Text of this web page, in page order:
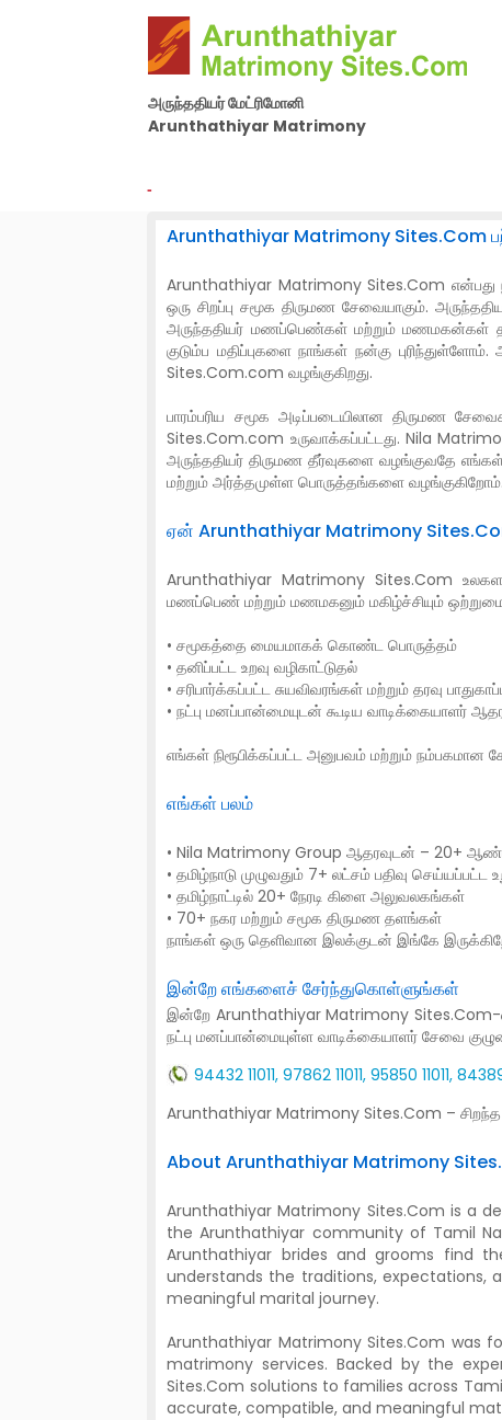
அருந்ததியர் மேட்ரிமோனி
Arunthathiyar Matrimony
-
Arunthathiyar Matrimony Sites.Com
Arunthathiyar Matrimony Sites.Com என்பது
ஒரு சிறப்பு சமூக திருமண சேவையாகும்.
அருந்ததியர் மணப்பெண்கள் மற்றும் மணமகன்கள்
குடும்ப மதிப்புகளை நாங்கள் நன்கு
Sites.Com.com வழங்குகிறது.
பாரம்பரிய சமூக அடிப்படையிலான திருமண
Sites.Com.com உருவாக்கப்பட்டது. Nila
அருந்ததியர் திருமண தீர்வுகளை வழங்குவதே
மற்றும் அர்த்தமுள்ள பொருத்தங்களை வழங்குகிறோம்.
ஏன் Arunthathiyar Matrimony
Arunthathiyar Matrimony Sites.Com
மணப்பெண் மற்றும் மணமகனும் மகிழ்ச்சியும்
• சமூகத்தை மையமாகக் கொண்ட பொருத்தம்
• தனிப்பட்ட உறவு வழிகாட்டுதல்
• சரிபார்க்கப்பட்ட சுயவிவரங்கள் மற்றும் தரவு
• நட்பு மனப்பான்மையுடன் கூடிய வாடிக்கையாளர்
எங்கள் நிரூபிக்கப்பட்ட அனுபவம் மற்றும் நம்பகமான
எங்கள் பலம்
• Nila Matrimony Group ஆதரவுடன் – 20+
• தமிழ்நாடு முழுவதும் 7+ லட்சம் பதிவு செய்யப்பட்ட
• தமிழ்நாட்டில் 20+ நேரடி கிளை அலுவலகங்கள்
• 70+ நகர மற்றும் சமூக திருமண தளங்கள்
நாங்கள் ஒரு தெளிவான இலக்குடன் இங்கே
இன்றே எங்களைச் சேர்ந்துகொள்ளுங்கள்
இன்றே Arunthathiyar Matrimony Sites.Com-ல்
நட்பு மனப்பான்மையுள்ள வாடிக்கையாளர் சேவை
94432 11011, 97862 11011, 95850 11011,
Arunthathiyar Matrimony Sites.Com –
About Arunthathiyar Matrimony
Arunthathiyar Matrimony Sites.Com is a
the Arunthathiyar community of Tamil
Arunthathiyar brides and grooms find
understands the traditions,
meaningful marital journey.
Arunthathiyar Matrimony Sites.Com
matrimony services. Backed by the
Sites.Com solutions to families across
accurate, compatible, and meaningful